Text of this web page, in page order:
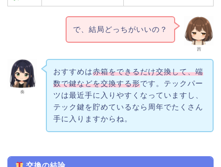
茜
で、結局どっちがいいの？
奏
おすすめは赤箱をできるだけ交換して、端
数で鍵などを交換する形です。テックパー
ツは最近手に入りやすくなっていますし、
テック鍵を貯めているなら周年でたくさん
手に入りますからね。